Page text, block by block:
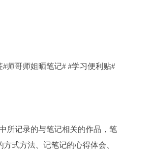
#师哥师姐晒笔记# #学习便利贴#
所记录的与笔记相关的作品，笔
式方法、记笔记的心得体会、